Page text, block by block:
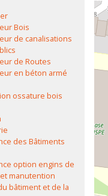
Bois
de canalisations
de Routes
en béton armé
ossature bois
des Bâtiments
option engins de
manutention
bâtiment et de la